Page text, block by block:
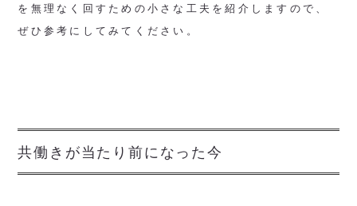
を無理なく回すための小さな工夫を紹介しますので、
ぜひ参考にしてみてください。
共働きが当たり前になった今